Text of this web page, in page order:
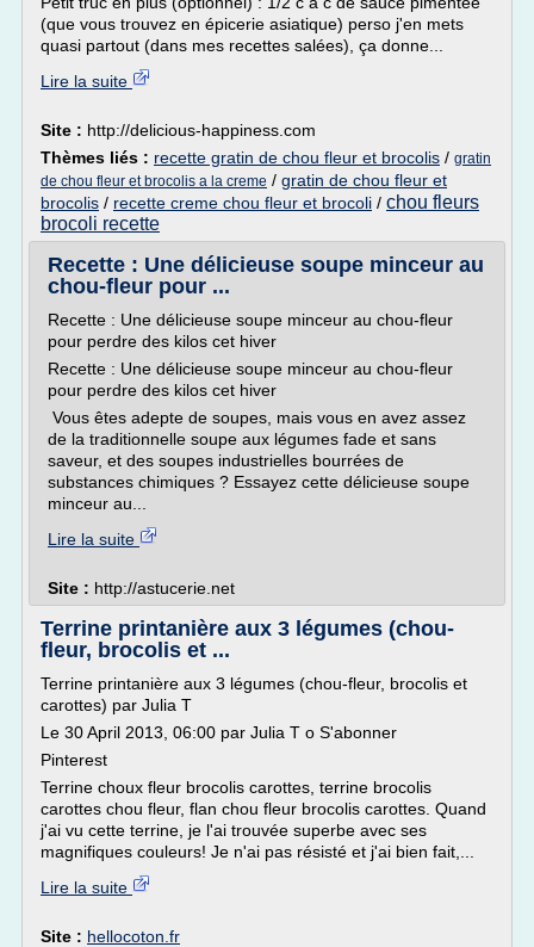
(que vous trouvez en épicerie asiatique) perso j'en mets
quasi partout (dans mes recettes salées), ça donne...
Lire la suite
Site : http://delicious-happiness.com
Thèmes liés : recette gratin de chou fleur et brocolis / gratin
de chou fleur et brocolis a la creme / gratin de chou fleur et
brocolis / recette creme chou fleur et brocoli / chou fleurs
brocoli recette
Recette : Une délicieuse soupe minceur au
chou-fleur pour ...
Recette : Une délicieuse soupe minceur au chou-fleur
pour perdre des kilos cet hiver
Recette : Une délicieuse soupe minceur au chou-fleur
pour perdre des kilos cet hiver
Vous êtes adepte de soupes, mais vous en avez assez
de la traditionnelle soupe aux légumes fade et sans
saveur, et des soupes industrielles bourrées de
substances chimiques ? Essayez cette délicieuse soupe
minceur au...
Lire la suite
Site : http://astucerie.net
Terrine printanière aux 3 légumes (chou-
fleur, brocolis et ...
Terrine printanière aux 3 légumes (chou-fleur, brocolis et
carottes) par Julia T
Le 30 April 2013, 06:00 par Julia T o S'abonner
Pinterest
Terrine choux fleur brocolis carottes, terrine brocolis
carottes chou fleur, flan chou fleur brocolis carottes. Quand
j'ai vu cette terrine, je l'ai trouvée superbe avec ses
magnifiques couleurs! Je n'ai pas résisté et j'ai bien fait,...
Lire la suite
Site : hellocoton.fr